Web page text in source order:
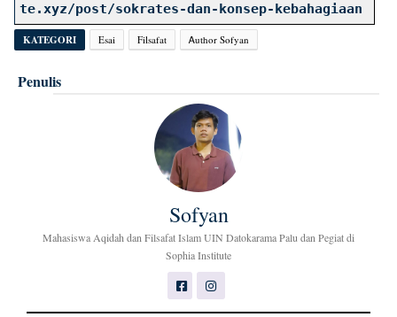
te.xyz/post/sokrates-dan-konsep-kebahagiaan
KATEGORI Esai Filsafat Ꭺuthor Sofyan
Penulis
Sofyan
Mahasiswa Aqidah dan Filsafat Islam UIN Datokarama Palu dan Pegiat di
Sophia Institute